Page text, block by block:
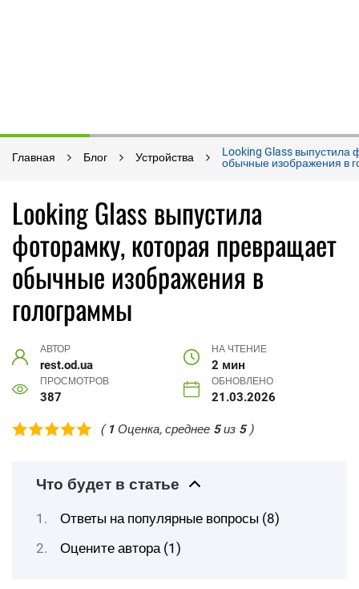
Главная Блог Устройства
Looking Glass выпустила
обычные изображения в
Looking Glass выпустила
фоторамку, которая превращает
обычные изображения в
голограммы
АВТОР
rest.od.ua
НА ЧТЕНИЕ
2 мин
ПРОСМОТРОВ
387
ОБНОВЛЕНО
21.03.2026
( 1 Оценка, среднее 5из 5)
Что будет в статье
Ответы на популярные вопросы (8)
Оцените автора (1)